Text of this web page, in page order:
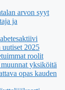
arvon syyt
ja
2025
roolit
yksiköitä
opas kauden